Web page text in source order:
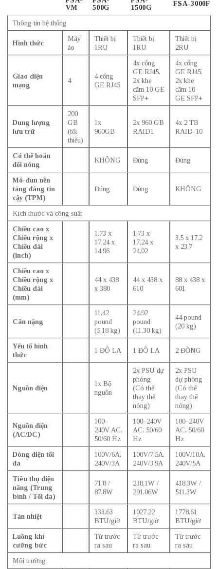
VM
500G
1500G
FSA-3000F
Thông tin hệ thống
Hình thức
Máy
ảo
Thiết bị
1RU
Thiết bị
1RU
Thiết bị
2RU
Giao diện
mạng
4
4 cổng
GE RJ45
4x cổng
GE RJ45,
2x khe
cắm 10 GE
SFP+
4x cổng
GE RJ45,
2x khe
cắm 10
GE SFP+
Dung lượng
lưu trữ
200
GB
(tối
thiểu)
1x
960GB
2x 960 GB
RAID1
4x 2 TB
RAID-10
Có thể hoán
đổi nóng
KHÔNG Đúng Đúng
Mô-đun nền
tảng đáng tin
cậy (TPM)
Đúng Đúng KHÔNG
Kích thước và công suất
Chiều cao x
Chiều rộng x
Chiều dài
(inch)
1,73 x
17,24 x
14,96
1,73 x
17,24 x
24,02
3,5 x 17,2
x 23,7
Chiều cao x
Chiều rộng x
Chiều dài
(mm)
44 x 438
x 380
44 x 438 x
610
88 x 438 x
601
Cân nặng
11,42
pound
(5,18 kg)
24,92
pound
(11,30 kg)
44 pound
(20 kg)
Yếu tố hình
thức
1 ĐÔ LA 1 ĐÔ LA 2 ĐỒNG
Nguồn điện
1x Bộ
nguồn
2x PSU dự
phòng
(Có thể
thay thế
nóng)
2x PSU
dự phòng
(Có thể
thay thế
nóng)
Nguồn điện
(AC/DC)
100–
240V AC,
50/60 Hz
100–240V
AC, 50/60
Hz
100–240V
AC, 50/60
Hz
Dòng điện tối
đa
100V/6A,
240V/3A
100V/7,5A,
240V/3,9A
100V/10A,
240V/5A
Tiêu thụ điện
năng (Trung
bình / Tối đa)
71,8 /
87,8W
238,1W /
291,06W
418,3W /
511,3W
Tản nhiệt
333,63
BTU/giờ
1027,22
BTU/giờ
1778,61
BTU/giờ
Luồng khí
cưỡng bức
Từ trước
ra sau
Từ trước
ra sau
Từ trước
ra sau
Môi trường